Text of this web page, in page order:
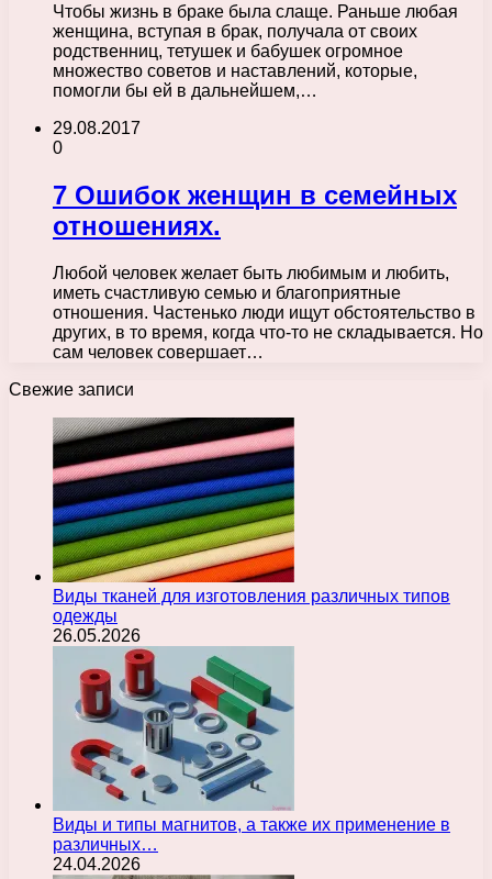
Чтобы жизнь в браке была слаще. Раньше любая
женщина, вступая в брак, получала от своих
родственниц, тетушек и бабушек огромное
множество советов и наставлений, которые,
помогли бы ей в дальнейшем,…
29.08.2017
0
7 Ошибок женщин в семейных
отношениях.
Любой человек желает быть любимым и любить,
иметь счастливую семью и благоприятные
отношения. Частенько люди ищут обстоятельство в
других, в то время, когда что-то не складывается. Но
сам человек совершает…
Свежие записи
Виды тканей для изготовления различных типов
одежды
26.05.2026
Виды и типы магнитов, а также их применение в
различных…
24.04.2026